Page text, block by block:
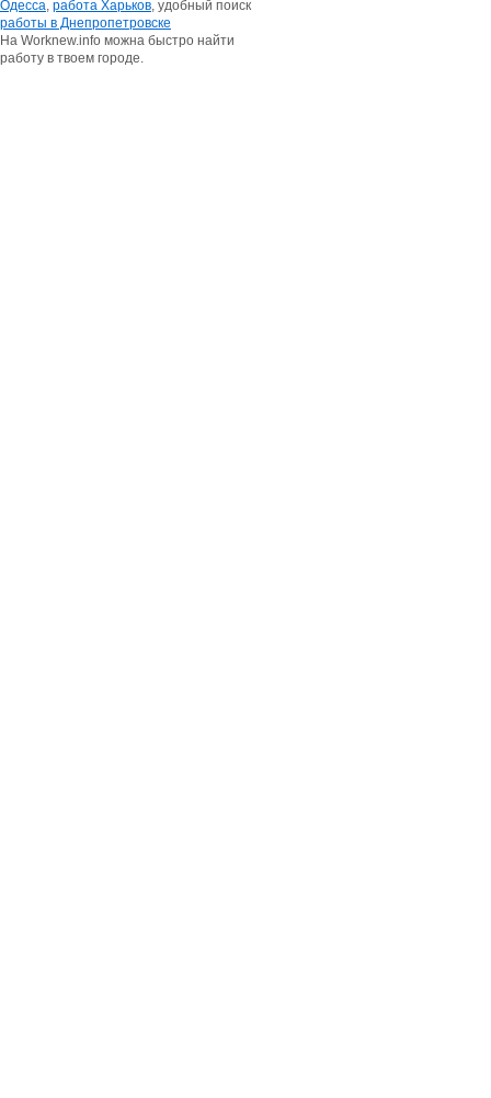
Одесса, работа Харьков, удобный поиск
работы в Днепропетровске
На Worknew.info можна быстро найти
работу в твоем городе.